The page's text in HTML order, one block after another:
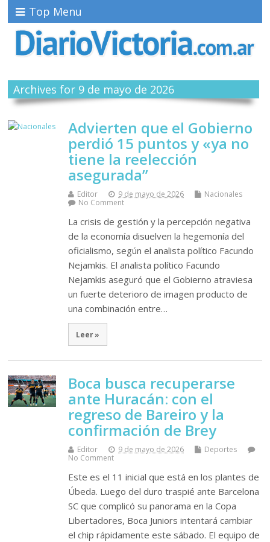
Top Menu
Archives for 9 de mayo de 2026
Advierten que el Gobierno
perdió 15 puntos y «ya no
tiene la reelección
asegurada”
Editor 9 de mayo de 2026
Nacionales
No Comment
La crisis de gestión y la percepción negativa
de la economía disuelven la hegemonía del
oficialismo, según el analista político Facundo
Nejamkis. El analista político Facundo
Nejamkis aseguró que el Gobierno atraviesa
un fuerte deterioro de imagen producto de
una combinación entre…
Leer »
Boca busca recuperarse
ante Huracán: con el
regreso de Bareiro y la
confirmación de Brey
Editor 9 de mayo de 2026
Deportes
No Comment
Este es el 11 inicial que está en los plantes de
Úbeda. Luego del duro traspié ante Barcelona
SC que complicó su panorama en la Copa
Libertadores, Boca Juniors intentará cambiar
el chip rápidamente este sábado. El equipo de